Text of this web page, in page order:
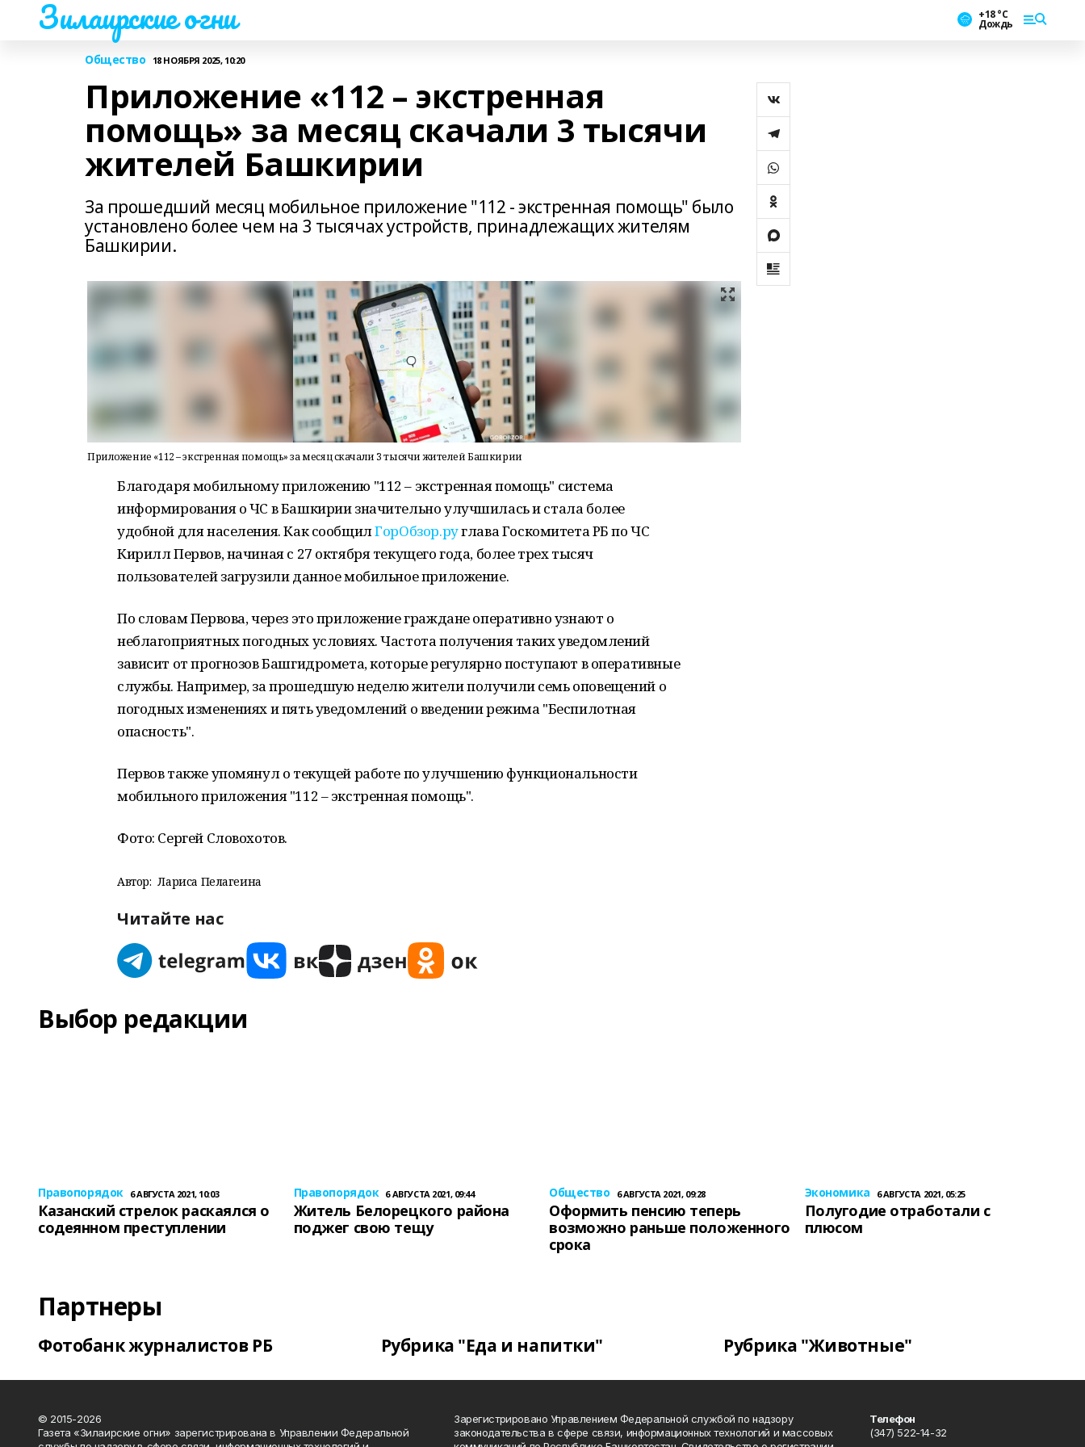
Зилаирские огни +18 °С
Дождь
Общество 18 НОЯБРЯ 2025, 10:20
Приложение «112 – экстренная
помощь» за месяц скачали 3 тысячи
жителей Башкирии
За прошедший месяц мобильное приложение "112 - экстренная помощь" было
установлено более чем на 3 тысячах устройств, принадлежащих жителям
Башкирии.
Приложение «112 – экстренная помощь» за месяц скачали 3 тысячи жителей Башкирии
Благодаря мобильному приложению "112 – экстренная помощь" система
информирования о ЧС в Башкирии значительно улучшилась и стала более
удобной для населения. Как сообщилГорОбзор.руглава Госкомитета РБ по ЧС
Кирилл Первов, начиная с 27 октября текущего года, более трех тысяч
пользователей загрузили данное мобильное приложение.
По словам Первова, через это приложение граждане оперативно узнают о
неблагоприятных погодных условиях. Частота получения таких уведомлений
зависит от прогнозов Башгидромета, которые регулярно поступают в оперативные
службы. Например, за прошедшую неделю жители получили семь оповещений о
погодных изменениях и пять уведомлений о введении режима "Беспилотная
опасность".
Первов также упомянул о текущей работе по улучшению функциональности
мобильного приложения "112 – экстренная помощь".
Фото: Сергей Словохотов.
Автор: Лариса Пелагеина
Читайте нас
Выбор редакции
Правопорядок 6 АВГУСТА 2021, 10:03
Казанский стрелок раскаялся о
содеянном преступлении
Правопорядок 6 АВГУСТА 2021, 09:44
Житель Белорецкого района
поджег свою тещу
Общество 6 АВГУСТА 2021, 09:28
Оформить пенсию теперь
возможно раньше положенного
срока
Экономика 6 АВГУСТА 2021, 05:25
Полугодие отработали с
плюсом
Партнеры
Фотобанк журналистов РБ Рубрика "Еда и напитки" Рубрика "Животные"
© 2015-2026
Газета «Зилаирские огни» зарегистрирована в Управлении Федеральной
Зарегистрировано Управлением Федеральной службой по надзору
законодательства в сфере связи, информационных технологий и массовых
Телефон
(347) 522-14-32